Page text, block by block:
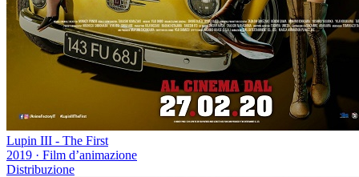
Lupin III - The First
2019 · Film d’animazione
Distribuzione